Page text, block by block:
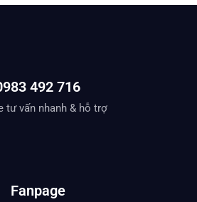
492 716
tư vấn nhanh & hỗ trợ
Fanpage